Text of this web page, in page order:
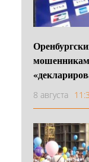
мошенникам
8 августа